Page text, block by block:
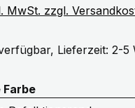
MwSt. zzgl.
Lieferzeit: 2-5
Farbeauswählen